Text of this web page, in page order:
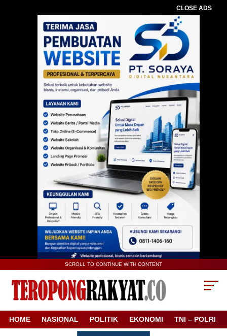
CLOSE ADS
SCROLL TO CONTINUE WITH CONTENT
HOME NASIONAL POLITIK EKONOMI TNI – POLRI